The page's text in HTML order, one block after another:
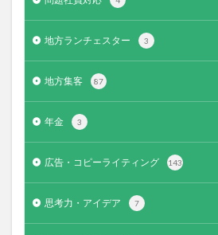
地方ランチェスター 3
地方集客 87
年金 3
広告・コピーライティング 143
思考力・アイデア 7